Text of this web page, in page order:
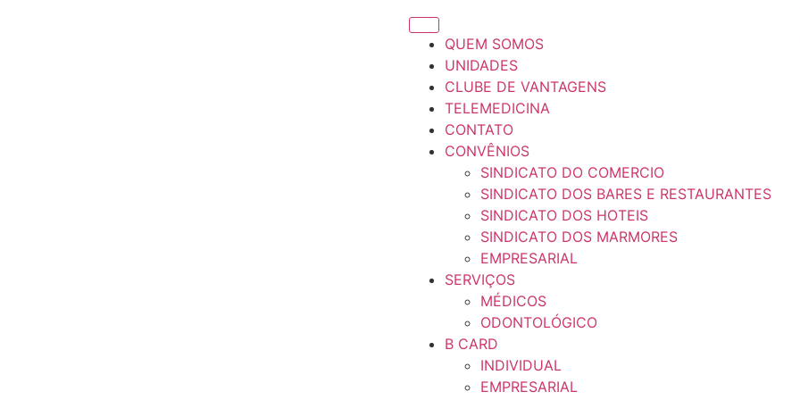
QUEM SOMOS
UNIDADES
CLUBE DE VANTAGENS
TELEMEDICINA
CONTATO
CONVÊNIOS
SINDICATO DO COMERCIO
SINDICATO DOS BARES E RESTAURANTES
SINDICATO DOS HOTEIS
SINDICATO DOS MARMORES
EMPRESARIAL
SERVIÇOS
MÉDICOS
ODONTOLÓGICO
B CARD
INDIVIDUAL
EMPRESARIAL